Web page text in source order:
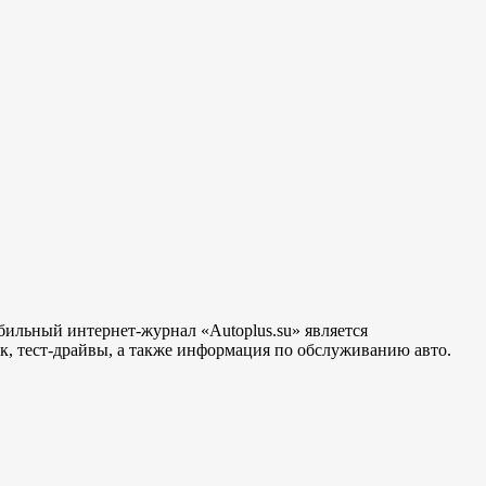
интернет-журнал «Autoplus.su» является
тест-драйвы, а также информация по обслуживанию авто.